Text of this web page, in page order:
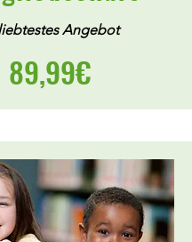
Angebot
89,99€